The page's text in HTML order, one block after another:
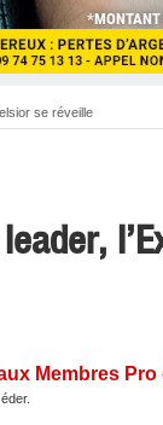
se réveille
Membres Pro